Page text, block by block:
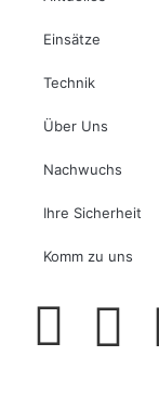
Einsätze
Technik
Über Uns
Nachwuchs
Ihre Sicherheit
Komm zu uns